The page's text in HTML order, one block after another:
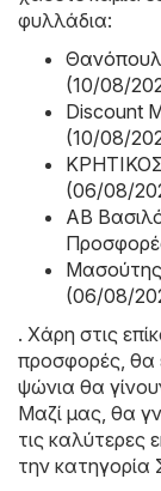
φυλλάδια:
(10/08/
Discount
(10/08/
(06/08/
ΑΒ
(06/08/
. Χάρη στις
προσφορές, θα
ψώνια θα
Μαζί μας, θα
τις καλύτερες
την